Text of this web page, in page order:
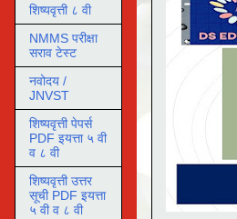
शिष्यवृत्ती ८ वी
NMMS परीक्षा
सराव टेस्ट
नवोदय /
JNVST
शिष्यवृत्ती पेपर्स
PDF इयत्ता ५ वी
व ८ वी
शिष्यवृत्ती उत्तर
सूची PDF इयत्ता
५ वी व ८ वी